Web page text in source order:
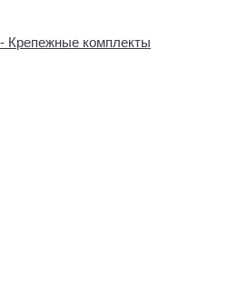
Крепежные комплекты